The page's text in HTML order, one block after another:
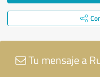
Tu mensaje a